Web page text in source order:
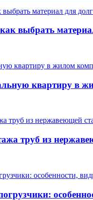
выбрать
квартиру в
труб из